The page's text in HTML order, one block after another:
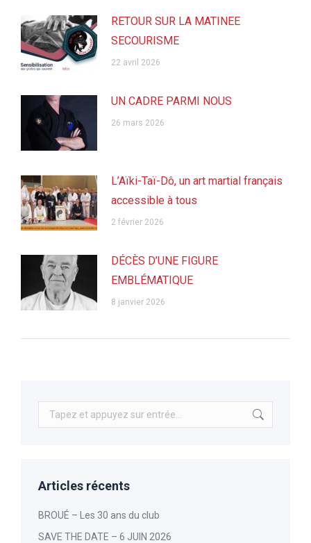
RETOUR SUR LA MATINEE
SECOURISME
22 avril 2026
UN CADRE PARMI NOUS
26 mars 2026
L’Aïki-Taï-Dô, un art martial français
accessible à tous
2 février 2026
DÉCÈS D’UNE FIGURE
EMBLÉMATIQUE
8 janvier 2026
Recherche
:
Articles récents
BROUÉ – Les 30 ans du club
SAVE THE DATE – 6 JUIN 2026